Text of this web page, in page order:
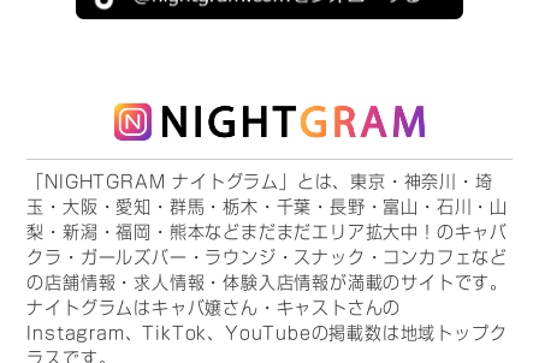
「NIGHTGRAM ナイトグラム」とは、東京・神奈川・埼
玉・大阪・愛知・群馬・栃木・千葉・長野・富山・石川・山
梨・新潟・福岡・熊本などまだまだエリア拡大中！のキャバ
クラ・ガールズバー・ラウンジ・スナック・コンカフェなど
の店舗情報・求人情報・体験入店情報が満載のサイトです。
ナイトグラムはキャバ嬢さん・キャストさんの
Instagram、TikTok、YouTubeの掲載数は地域トップク
ラスです。